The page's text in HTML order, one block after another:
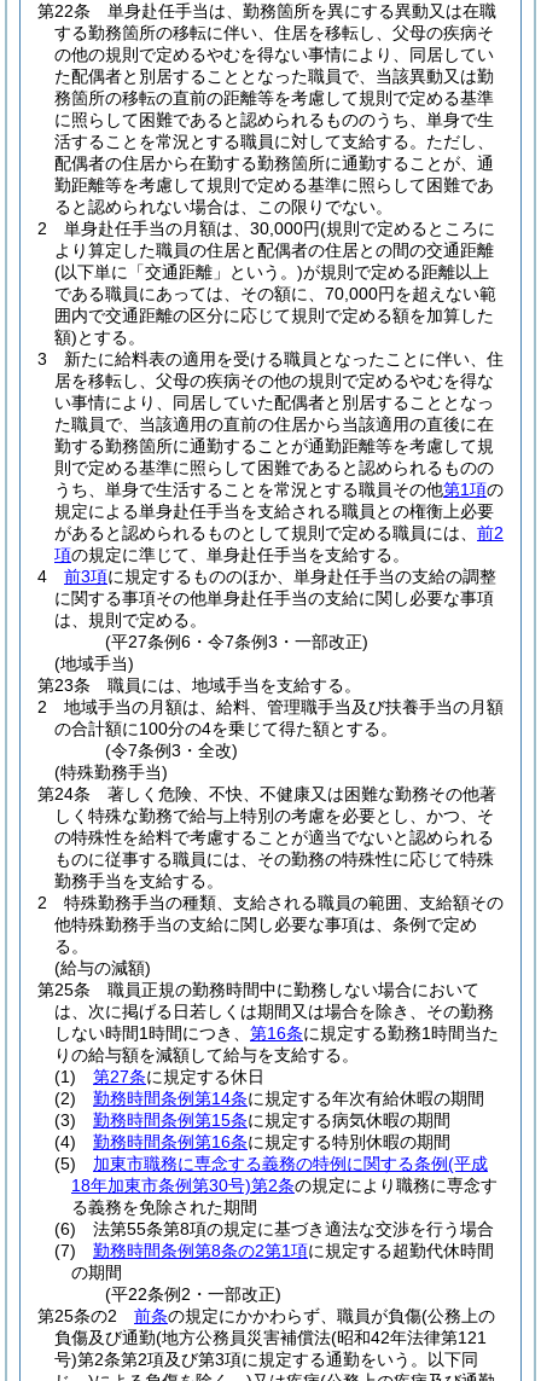
第22条
単身赴任手当は、勤務箇所を異にする異動又は在職
する勤務箇所の移転に伴い、住居を移転し、父母の疾病そ
の他の規則で定めるやむを得ない事情により、同居してい
た配偶者と別居することとなった職員で、当該異動又は勤
務箇所の移転の直前の距離等を考慮して規則で定める基準
に照らして困難であると認められるもののうち、単身で生
活することを常況とする職員に対して支給する。 ただし、
配偶者の住居から在勤する勤務箇所に通勤することが、通
勤距離等を考慮して規則で定める基準に照らして困難であ
ると認められない場合は、この限りでない。
2
単身赴任手当の月額は、30,000円(規則で定めるところに
より算定した職員の住居と配偶者の住居との間の交通距離
(以下単に「交通距離」という。)が規則で定める距離以上
である職員にあっては、その額に、70,000円を超えない範
囲内で交通距離の区分に応じて規則で定める額を加算した
額)とする。
3
新たに給料表の適用を受ける職員となったことに伴い、住
居を移転し、父母の疾病その他の規則で定めるやむを得な
い事情により、同居していた配偶者と別居することとなっ
た職員で、当該適用の直前の住居から当該適用の直後に在
勤する勤務箇所に通勤することが通勤距離等を考慮して規
則で定める基準に照らして困難であると認められるものの
うち、単身で生活することを常況とする職員その他第1項の
規定による単身赴任手当を支給される職員との権衡上必要
があると認められるものとして規則で定める職員には、 前2
項の規定に準じて、単身赴任手当を支給する。
4
前3項に規定するもののほか、単身赴任手当の支給の調整
に関する事項その他単身赴任手当の支給に関し必要な事項
は、規則で定める。
(平27条例6・令7条例3・一部改正)
(地域手当)
第23条
職員には、地域手当を支給する。
2
地域手当の月額は、給料、管理職手当及び扶養手当の月額
の合計額に100分の4を乗じて得た額とする。
(令7条例3・全改)
(特殊勤務手当)
第24条
著しく危険、不快、不健康又は困難な勤務その他著
しく特殊な勤務で給与上特別の考慮を必要とし、かつ、そ
の特殊性を給料で考慮することが適当でないと認められる
ものに従事する職員には、その勤務の特殊性に応じて特殊
勤務手当を支給する。
2
特殊勤務手当の種類、支給される職員の範囲、支給額その
他特殊勤務手当の支給に関し必要な事項は、条例で定め
る。
(給与の減額)
第25条
職員正規の勤務時間中に勤務しない場合において
は、次に掲げる日若しくは期間又は場合を除き、その勤務
しない時間1時間につき、 第16条に規定する勤務1時間当た
りの給与額を減額して給与を支給する。
(1)
第27条に規定する休日
(2)
勤務時間条例第14条に規定する年次有給休暇の期間
(3)
勤務時間条例第15条に規定する病気休暇の期間
(4)
勤務時間条例第16条に規定する特別休暇の期間
(5)
加東市職務に専念する義務の特例に関する条例(平成
18年加東市条例第30号)第2条の規定により職務に専念す
る義務を免除された期間
(6)
法第55条第8項の規定に基づき適法な交渉を行う場合
(7)
勤務時間条例第8条の2第1項に規定する超勤代休時間
の期間
(平22条例2・一部改正)
第25条の2
前条の規定にかかわらず、職員が負傷(公務上の
負傷及び通勤(地方公務員災害補償法(昭和42年法律第121
号)第2条第2項及び第3項に規定する通勤をいう。以下同